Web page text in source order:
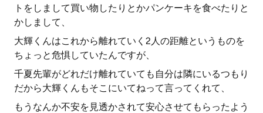
トをしまして買い物したりとかパンケーキを食べたりと
かしまして、
大輝くんはこれから離れていく2人の距離というものを
ちょっと危惧していたんですが、
千夏先輩がどれだけ離れていても自分は隣にいるつもり
だから大輝くんもそこにいてねって言ってくれて、
もうなんか不安を見透かされて安心させてもらったよう